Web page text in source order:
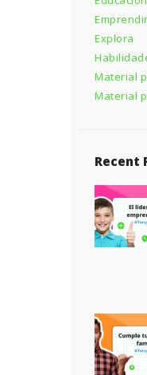
Explora
Material
Material
Recent